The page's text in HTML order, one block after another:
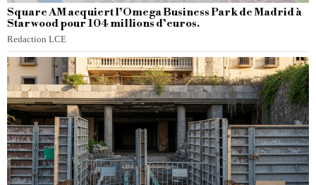
Square AM acquiert l’Omega Business Park de Madrid à
Starwood pour 104 millions d’euros.
Redaction LCE